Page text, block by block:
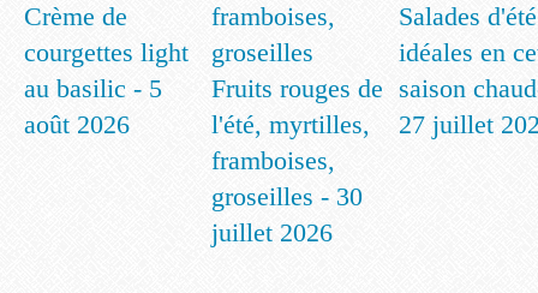
Crème de
courgettes light
au basilic - 5
août 2026
Fruits rouges de
l'été, myrtilles,
framboises,
groseilles - 30
juillet 2026
Salades d'été
idéales en
saison
27 juillet